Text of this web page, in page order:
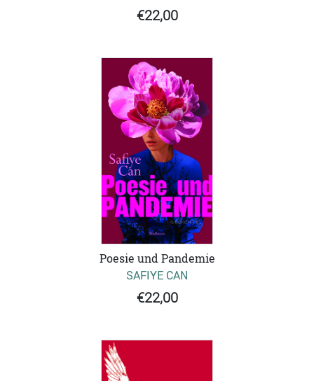
€22,00
Poesie und Pandemie
SAFIYE CAN
€22,00